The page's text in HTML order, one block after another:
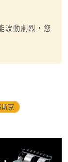
波動劇烈，您
斯克